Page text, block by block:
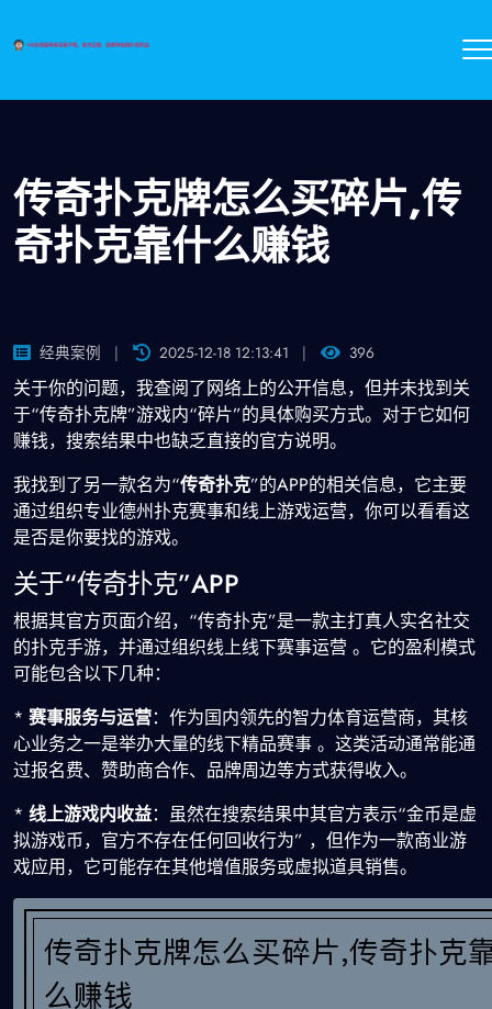
传奇扑克牌怎么买碎片,传
奇扑克靠什么赚钱
经典案例 2025-12-18 12:13:41 396
关于你的问题，我查阅了网络上的公开信息，但并未找到关
于“传奇扑克牌”游戏内“碎片”的具体购买方式。对于它如何
赚钱，搜索结果中也缺乏直接的官方说明。
我找到了另一款名为“传奇扑克”的APP的相关信息，它主要
通过组织专业德州扑克赛事和线上游戏运营，你可以看看这
是否是你要找的游戏。
关于“传奇扑克”APP
根据其官方页面介绍，“传奇扑克”是一款主打真人实名社交
的扑克手游，并通过组织线上线下赛事运营 。它的盈利模式
可能包含以下几种：
* 赛事服务与运营：作为国内领先的智力体育运营商，其核
心业务之一是举办大量的线下精品赛事 。这类活动通常能通
过报名费、赞助商合作、品牌周边等方式获得收入。
* 线上游戏内收益：虽然在搜索结果中其官方表示“金币是虚
拟游戏币，官方不存在任何回收行为” ，但作为一款商业游
戏应用，它可能存在其他增值服务或虚拟道具销售。